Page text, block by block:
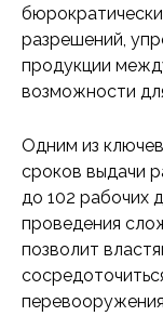
разрешений,
продукции
возможности
Одним из
сроков выдачи
до 102 рабочих
проведения
позволит